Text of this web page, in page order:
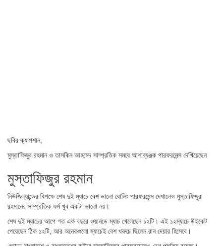
ছবির ক্যাপশান,
মুস্তাফিজুর রহমান ও তাসকিন আহমেদ সাম্প্রতিক সময়ে আশাব্যঞ্জক পারফরমেন্স দেখিয়েছেন
মুস্তাফিজুর রহমান
নিউজিল্যান্ডের বিপক্ষে শেষ দুই ম্যাচে বেশ ভালো বোলিং পারফরমেন্স দেখালেও মুস্তাফিজুর
রহমানের সাম্প্রতিক ফর্ম খুব একটা ভালো নয়।
শেষ দুই ম্যাচের আগে গত এক বছরে ওয়ানডে ম্যাচ খেলেছেন ১২টি। এই ১২ম্যাচে উইকেট
পেয়েছেন ঠিক ১২টি, আর অনেকগুলো ম্যাচেই বেশ খরুচে ছিলেন রান দেয়ার হিসেবে।